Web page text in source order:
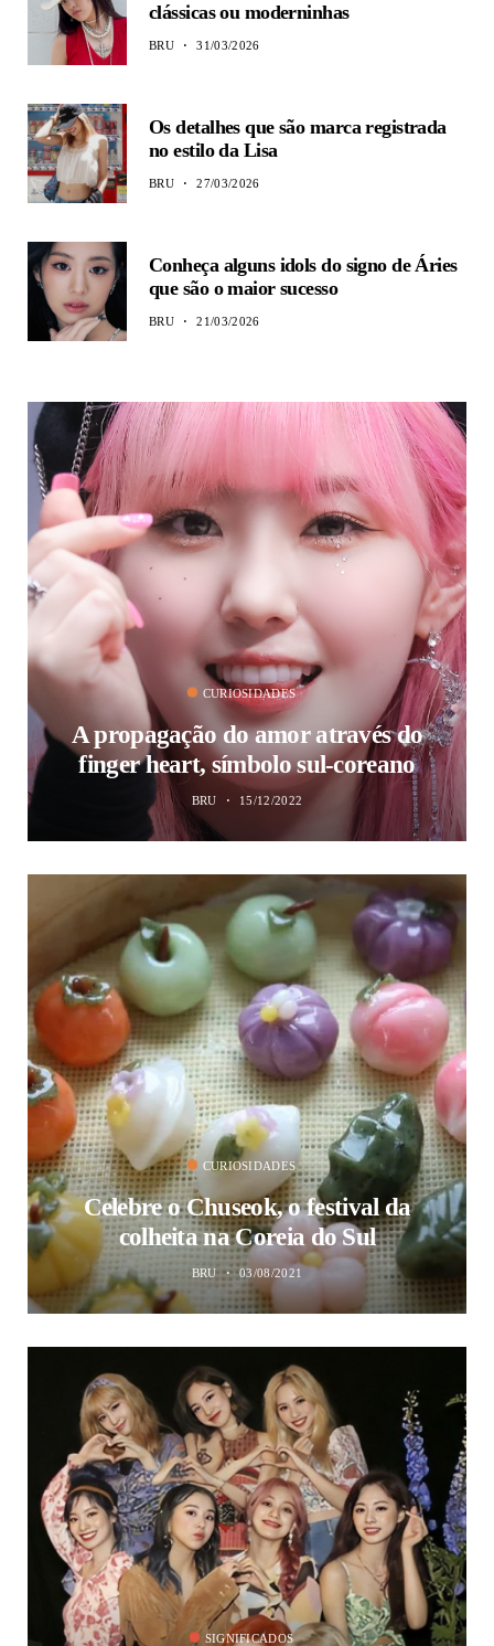
clássicas ou moderninhas
BRU 31/03/2026
Os detalhes que são marca registrada
no estilo da Lisa
BRU 27/03/2026
Conheça alguns idols do signo de Áries
que são o maior sucesso
BRU 21/03/2026
CURIOSIDADES
A propagação do amor através do
finger heart, símbolo sul-coreano
BRU 15/12/2022
CURIOSIDADES
Celebre o Chuseok, o festival da
colheita na Coreia do Sul
BRU 03/08/2021
SIGNIFICADOS